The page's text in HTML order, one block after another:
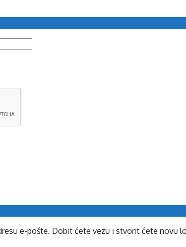
e-pošte. Dobit ćete vezu i stvorit ćete novu